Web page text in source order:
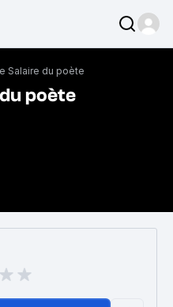
Salaire du poète
poète